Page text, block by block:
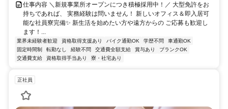
仕事内容 ＼新規事業所オープンにつき積極採用中！／ 大型免許をお
持ちであれば、 実務経験は問いません！ 新しいオフィス＆即入居可
能な社員寮完備✨ 新生活を始めたい方や遠方からの ご応募も歓迎し
ます！...
業界未経験者歓迎 資格取得支援あり バイク通勤OK 学歴不問
車通勤OK
固定時間制
転勤なし 経験不問 交通費全額支給 賞与あり
ブランクOK
交通費支給
資格取得手当あり 寮・社宅あり
正社員